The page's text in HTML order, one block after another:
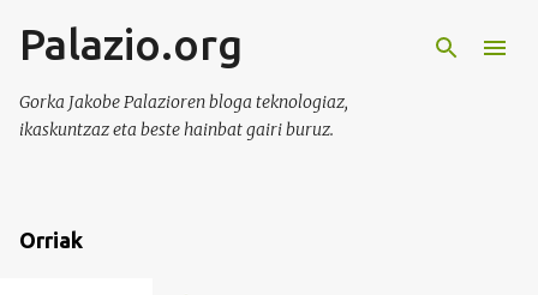
Palazio.org
Gorka Jakobe Palazioren bloga teknologiaz,
ikaskuntzaz eta beste hainbat gairi buruz.
Orriak